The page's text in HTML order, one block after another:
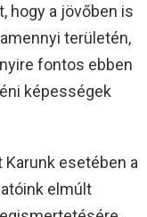
hogy a jövőben is
területén,
fontos ebben
képességek
esetében a
elmúlt